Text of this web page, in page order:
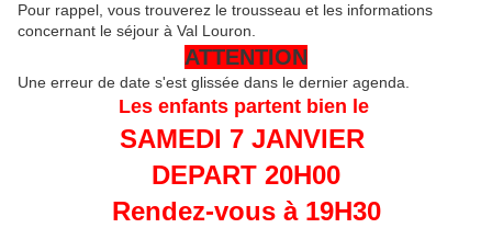
Pour rappel, vous trouverez le trousseau et les informations
concernant le séjour à Val Louron.
ATTENTION
Une erreur de date s'est glissée dans le dernier agenda.
Les enfants partent bien le
SAMEDI 7 JANVIER
DEPART 20H00
Rendez-vous à 19H30